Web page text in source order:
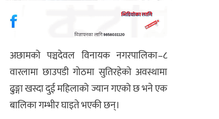
अछामको पञ्चदेवल विनायक नगरपालिका–८
वारलामा छाउपडी गोठमा सुतिरहेको अवस्थामा
ढुङ्गा खस्दा दुई महिलाको ज्यान गएको छ भने एक
बालिका गम्भीर घाइते भएकी छन्।